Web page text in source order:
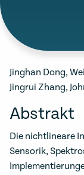
Jinghan Dong,
Jingrui Zhang,
Abstrakt
Die nichtlineare
Sensorik,